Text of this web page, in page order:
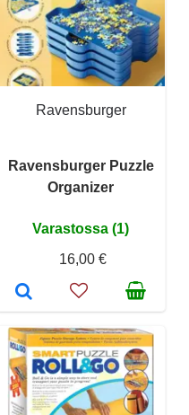
Ravensburger
Ravensburger Puzzle
Organizer
Varastossa (1)
16,00 €